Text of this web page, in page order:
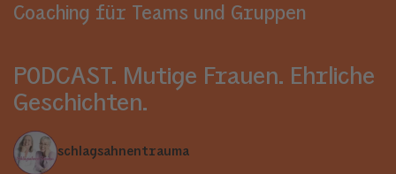
Coaching für Teams und Gruppen
PODCAST. Mutige Frauen. Ehrliche
Geschichten.
schlagsahnentrauma